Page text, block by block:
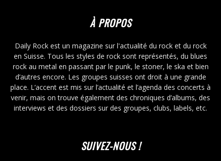
À PROPOS
Daily Rock est un magazine sur l'actualité du rock et du rock
en Suisse. Tous les styles de rock sont représentés, du blues
rock au metal en passant par le punk, le stoner, le ska et bien
d’autres encore. Les groupes suisses ont droit à une grande
place. L’accent est mis sur l’actualité et l’agenda des concerts à
venir, mais on trouve également des chroniques d’albums, des
interviews et des dossiers sur des groupes, clubs, labels, etc.
SUIVEZ-NOUS !